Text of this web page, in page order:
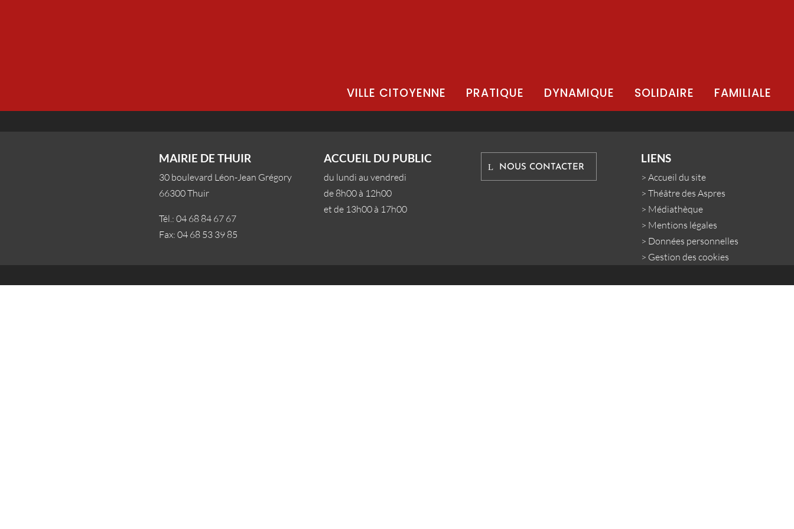
VILLE CITOYENNE PRATIQUE DYNAMIQUE SOLIDAIRE FAMILIALE
MAIRIE DE THUIR
30 boulevard Léon-Jean Grégory
66300 Thuir
Tél.: 04 68 84 67 67
Fax: 04 68 53 39 85
ACCUEIL DU PUBLIC
du lundi au vendredi
de 8h00 à 12h00
et de 13h00 à 17h00
NOUS CONTACTER
LIENS
>Accueil du site
>Théâtre des Aspres
> Médiathèque
> Mentions légales
> Données personnelles
> Gestion des cookies